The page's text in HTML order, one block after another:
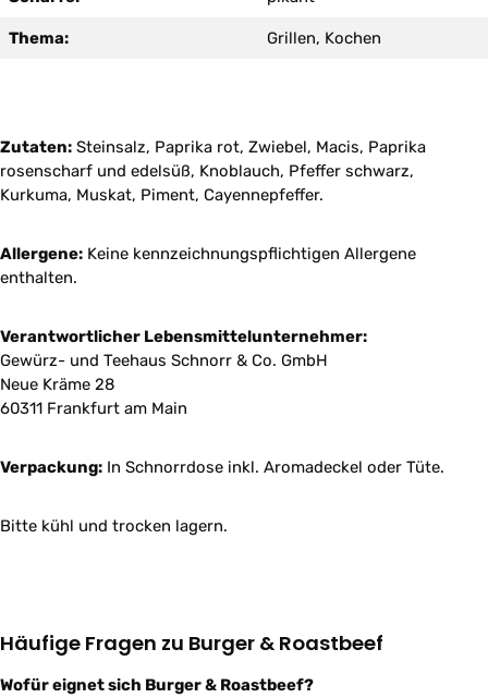
Thema: Grillen, Kochen
Zutaten: Steinsalz, Paprika rot, Zwiebel, Macis, Paprika
rosenscharf und edelsüß, Knoblauch, Pfeffer schwarz,
Kurkuma, Muskat, Piment, Cayennepfeffer.
Allergene: Keine kennzeichnungspflichtigen Allergene
enthalten.
Verantwortlicher Lebensmittelunternehmer:
Gewürz- und Teehaus Schnorr & Co. GmbH
Neue Kräme 28
60311 Frankfurt am Main
Verpackung: In Schnorrdose inkl. Aromadeckel oder Tüte.
Bitte kühl und trocken lagern.
Häufige Fragen zu Burger & Roastbeef
Wofür eignet sich Burger & Roastbeef?